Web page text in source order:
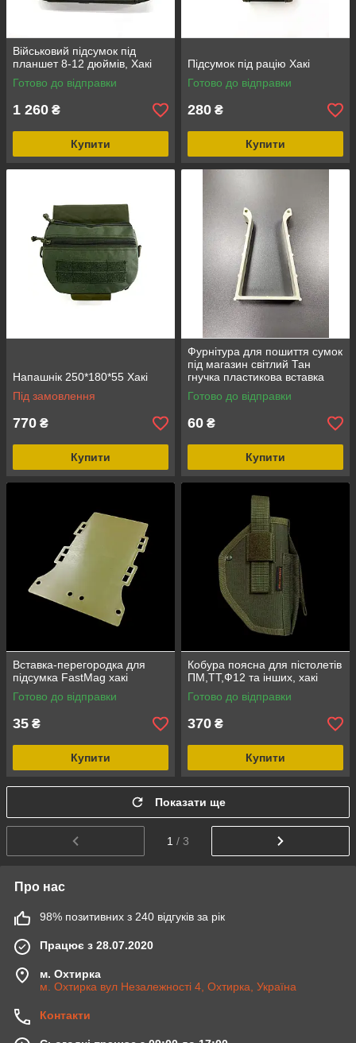
Військовий підсумок під
планшет 8-12 дюймів, Хакі
Готово до відправки
1 260 ₴
Купити
Підсумок під рацію Хакі
Готово до відправки
280 ₴
Купити
Напашнік 250*180*55 Хакі
Під замовлення
770 ₴
Купити
Фурнітура для пошиття сумок
під магазин світлий Тан
гнучка пластикова вставка
Готово до відправки
60 ₴
Купити
Вставка-перегородка для
підсумка FastMag хакі
Готово до відправки
35 ₴
Купити
Кобура поясна для пістолетів
ПМ,ТТ,Ф12 та інших, хакі
Готово до відправки
370 ₴
Купити
Показати ще
1 / 3
Про нас
98% позитивних з 240 відгуків за рік
Працює з 28.07.2020
м. Охтирка
м. Охтирка вул Незалежності 4, Охтирка, Україна
Контакти